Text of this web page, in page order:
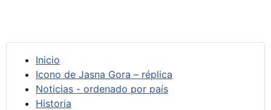
Inicio
Icono de Jasna Gora – réplica
Noticias - ordenado por país
Historia